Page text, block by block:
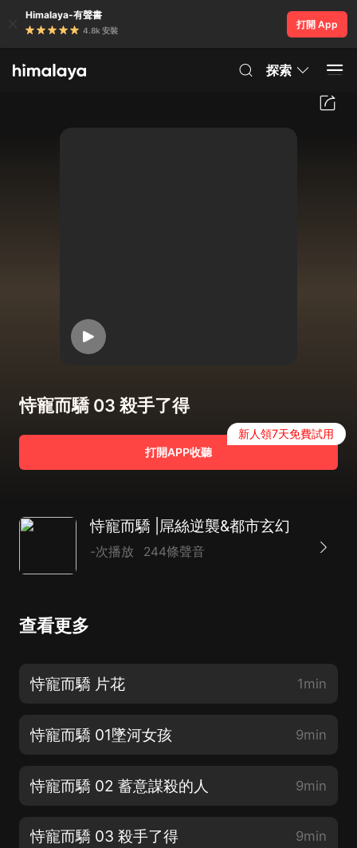
Himalaya-有聲書
4.8k 安裝
打開 App
探索
恃寵而驕 03 殺手了得
打開APP收聽
新人領7天免費試用
恃寵而驕 |屌絲逆襲&都市玄幻
-次播放 244條聲音
查看更多
恃寵而驕 片花 1min
恃寵而驕 01墜河女孩 9min
恃寵而驕 02 蓄意謀殺的人 9min
恃寵而驕 03 殺手了得 9min